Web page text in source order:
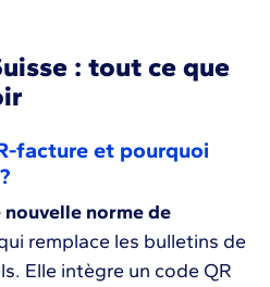
: tout ce que
facture et pourquoi
norme de
remplace les bulletins de
Elle intègre un code QR